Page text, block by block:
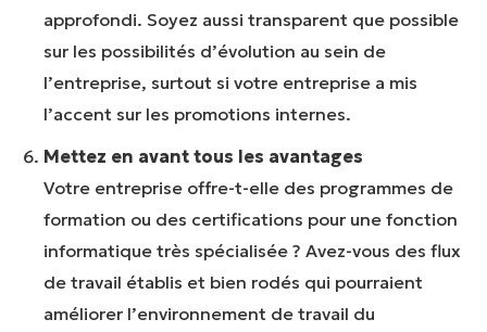
approfondi. Soyez aussi transparent que possible
sur les possibilités d’évolution au sein de
l’entreprise, surtout si votre entreprise a mis
l’accent sur les promotions internes.
Mettez en avant tous les avantages
Votre entreprise offre-t-elle des programmes de
formation ou des certifications pour une fonction
informatique très spécialisée ? Avez-vous des flux
de travail établis et bien rodés qui pourraient
améliorer l’environnement de travail du